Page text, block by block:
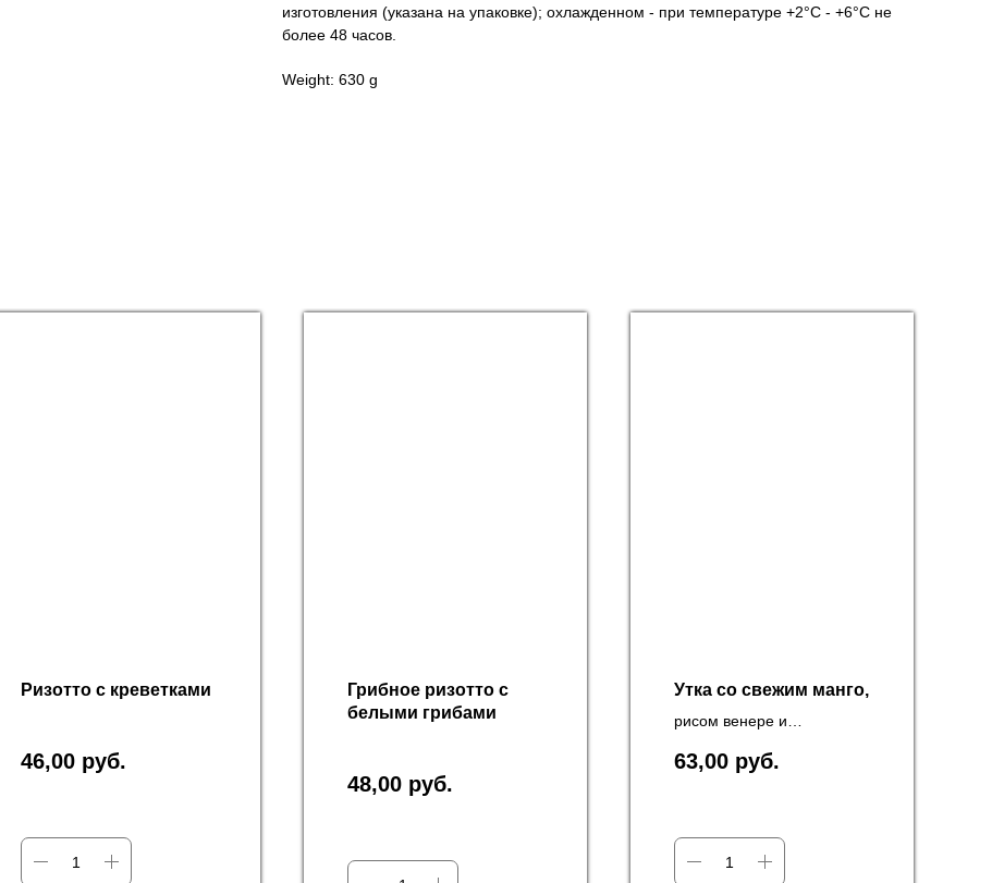
изготовления (указана на упаковке); охлажденном - при температуре +2°С - +6°С не
более 48 часов.
Weight: 630 g
Ризотто с креветками
46,00 руб.
Грибное ризотто с
белыми грибами
48,00 руб.
Утка со свежим манго,
рисом венере и
63,00 руб.